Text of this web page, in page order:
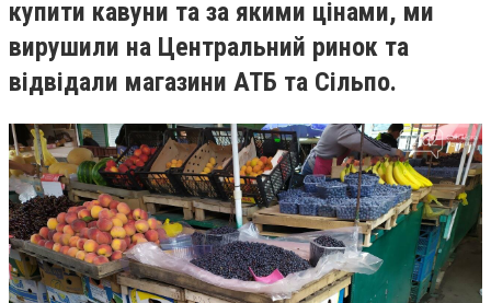
купити кавуни та за якими цінами, ми
вирушили на Центральний ринок та
відвідали магазини АТБ та Сільпо.